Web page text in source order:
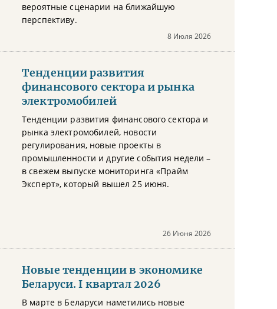
вероятные сценарии на ближайшую
перспективу.
8 Июля 2026
Тенденции развития
финансового сектора и рынка
электромобилей
Тенденции развития финансового сектора и
рынка электромобилей, новости
регулирования, новые проекты в
промышленности и другие события недели –
в свежем выпуске мониторинга «Прайм
Эксперт», который вышел 25 июня.
26 Июня 2026
Новые тенденции в экономике
Беларуси. I квартал 2026
В марте в Беларуси наметились новые